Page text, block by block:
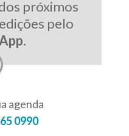
próximos
pelo
.
agenda
0990